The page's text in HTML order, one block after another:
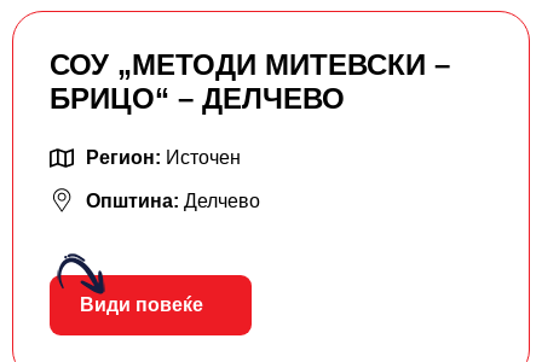
СОУ „МЕТОДИ МИТЕВСКИ –
БРИЦО“ – ДЕЛЧЕВО
Регион: Источен
Општина: Делчево
Види повеќе